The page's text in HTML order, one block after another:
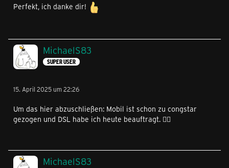
Perfekt, ich danke dir!
MichaelS83
SUPER USER
15. April 2025 um 22:26
Um das hier abzuschließen: Mobil ist schon zu congstar
gezogen und DSL habe ich heute beauftragt. ✌🏻
MichaelS83